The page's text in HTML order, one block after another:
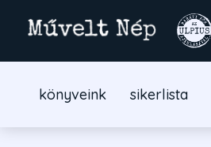
könyveink sikerlista